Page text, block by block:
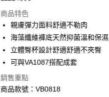
超商取貨付款
LINE Pay
街口支付
運送方式
商品特色
親膚彈力面料舒適不勒肉
海藻纖維褲底天然抑菌溫和保濕
立體臀杯設計舒適舒適不夾臀
可與VA1087搭配成套
銷售重點
商品款號：VB0818